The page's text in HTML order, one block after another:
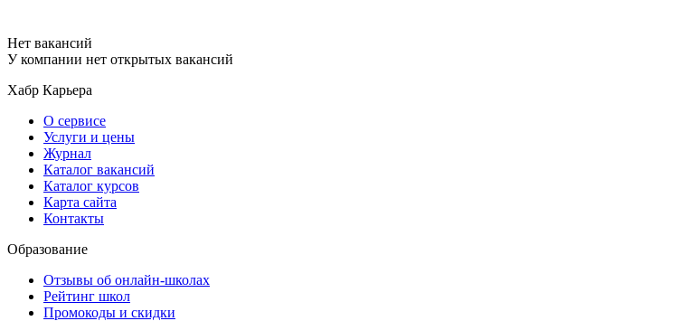
Нет вакансий
У компании нет открытых вакансий
Хабр Карьера
О сервисе
Услуги и цены
Журнал
Каталог вакансий
Каталог курсов
Карта сайта
Контакты
Образование
Отзывы об онлайн-школах
Рейтинг школ
Промокоды и скидки